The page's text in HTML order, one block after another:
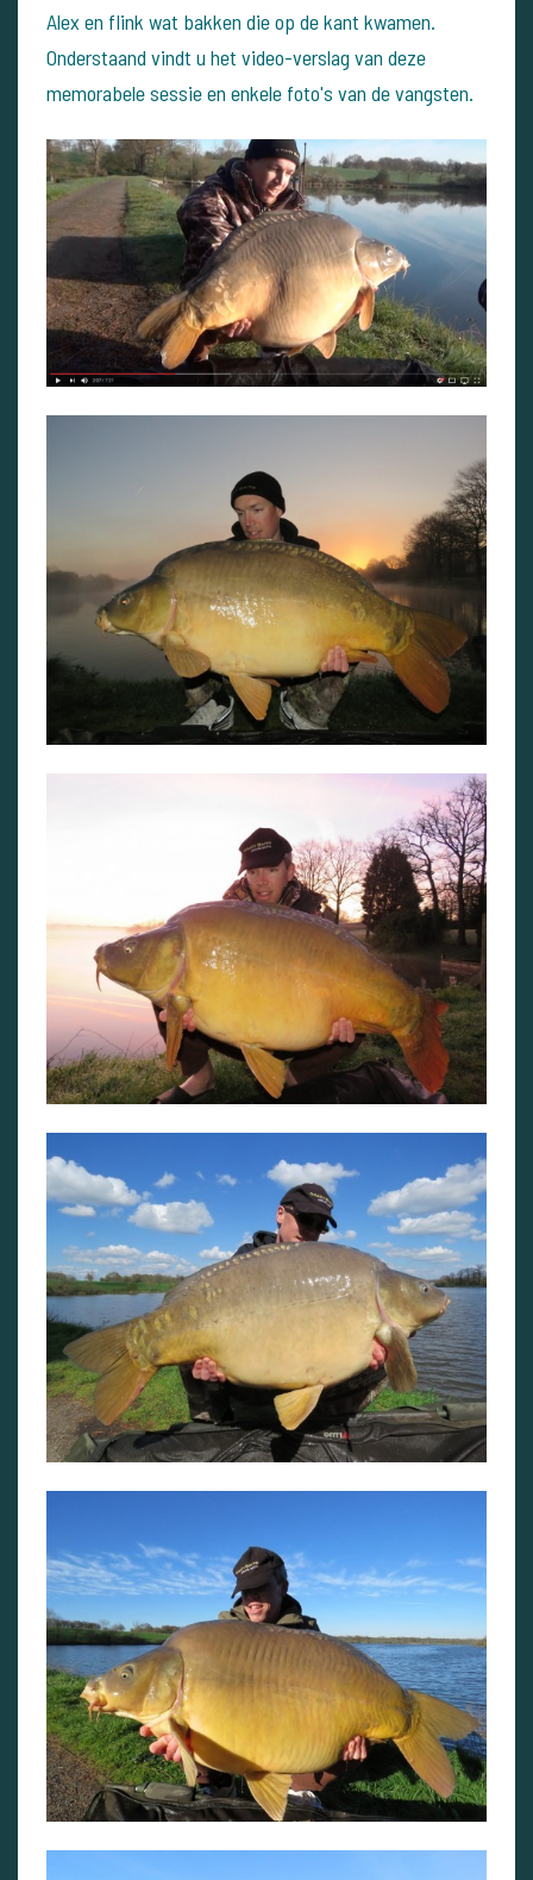
Alex en flink wat bakken die op de kant kwamen.
Onderstaand vindt u het video-verslag van deze
memorabele sessie en enkele foto's van de vangsten.